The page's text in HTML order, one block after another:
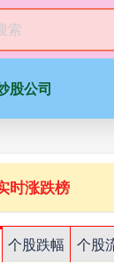
股公司
时涨跌榜
个股跌幅 个股